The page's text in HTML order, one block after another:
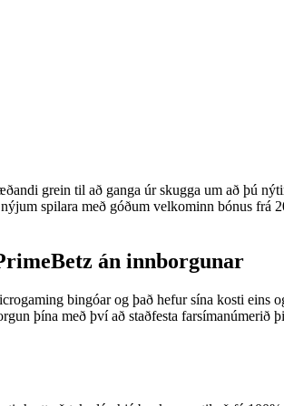
grein til að ganga úr skugga um að þú
spilara með góðum velkominn bónus
án innborgunar
bingóar og það hefur sína kosti eins
þína með því að staðfesta farsímanúmerið